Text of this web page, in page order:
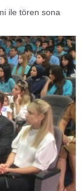
ile tören sona